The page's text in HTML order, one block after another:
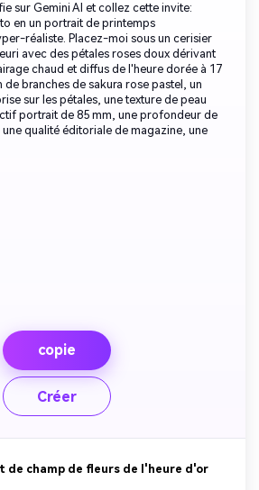
sur Gemini AI et collez cette invite:
en un portrait de printemps
réaliste. Placez-moi sous un cerisier
avec des pétales roses doux dérivant
chaud et diffus de l'heure dorée à 17
branches de sakura rose pastel, un
sur les pétales, une texture de peau
portrait de 85 mm, une profondeur de
qualité éditoriale de magazine, une
copie
Créer
de champ de fleurs de l'heure d'or